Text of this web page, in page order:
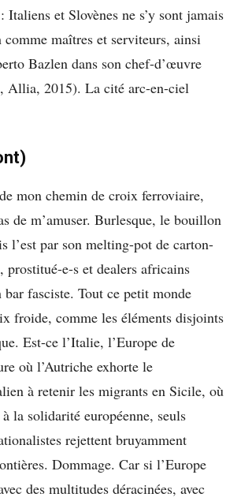
Italiens et Slovènes ne s’y sont jamais
comme maîtres et serviteurs, ainsi
Bazlen dans son chef-d’œuvre
, Allia, 2015). La cité arc-en-ciel
mon chemin de croix ferroviaire,
de m’amuser. Burlesque, le bouillon
l’est par son melting-pot de carton-
e-s et dealers africains
bar fasciste. Tout ce petit monde
froide, comme les éléments disjoints
Est-ce l’Italie, l’Europe de
où l’Autriche exhorte le
à retenir les migrants en Sicile, où
la solidarité européenne, seuls
rejettent bruyamment
Dommage. Car si l’Europe
des multitudes déracinées, avec